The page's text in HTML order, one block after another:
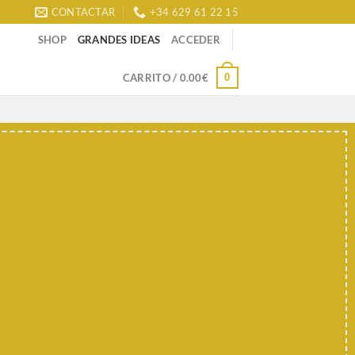
CONTACTAR +34 629 61 22 15
SHOP GRANDES IDEAS ACCEDER
CARRITO / 0.00€ 0